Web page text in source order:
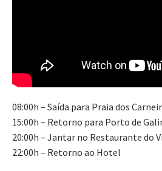
08:00h – Saída para Praia dos
15:00h – Retorno para Porto de
20:00h – Jantar no Restaurante do
22:00h – Retorno ao Hotel